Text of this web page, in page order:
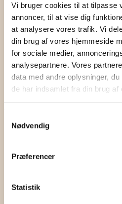
Vi bruger cookies til at tilpasse
annoncer, til at vise dig
at analysere vores trafik. Vi
din brug af vores hjemmeside
for sociale medier,
analysepartnere. Vores
data med andre oplysninger,
de har indsamlet fra din brug af
Nødvendig
Præferencer
Statistik
Glem alt om de støvede
på en rejse igennem den smukke
rekvisitter, der vækker
Hammershus, er det slet ikke
broen – eller I kan risikere at blive
Vi dramatiserer historien sammen
derved borgens dramatiskefortid. Vi
et indtryk af, hvor slidsomt det var at
at betale skat, og hvordan livet